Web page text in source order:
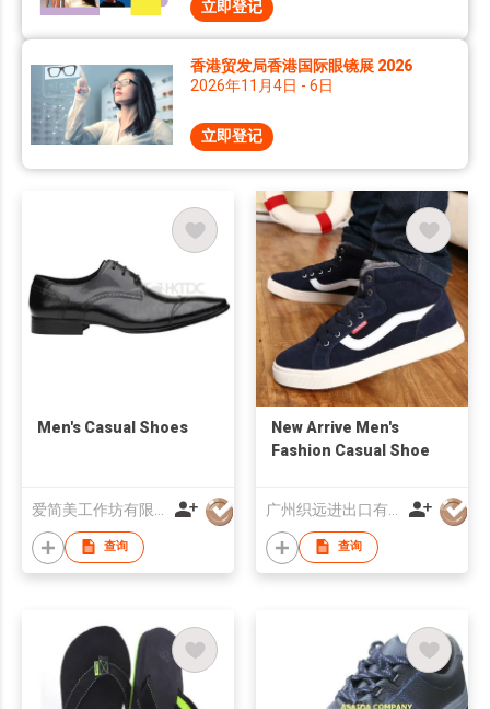
立即登记
香港贸发局香港国际眼镜展 2026
2026年11月4日 - 6日
立即登记
Men's Casual Shoes
查询
New Arrive Men's
Fashion Casual Shoe
查询